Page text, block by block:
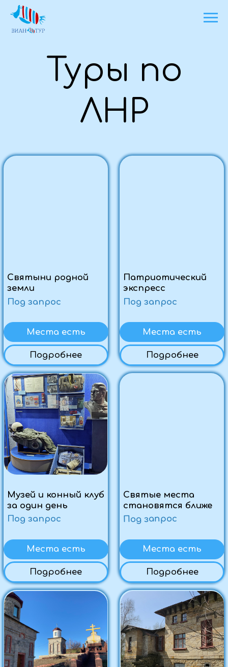
Туры по
ЛНР
Усадьбы
Подробнее
Места есть
Под запрос
Подробнее
Места есть
Под запрос
Святые места
становятся ближе
Казачьи традиции и
Подробнее
Месть есть
Духовное
путешествие:
Святыни земли
русской
Подробнее
Места есть
Под запрос
Музей и конный клуб
за один день